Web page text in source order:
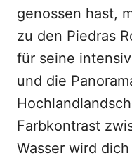
genossen hast,
zu den Piedras
für seine
und die
Farbkontrast
Wasser wird